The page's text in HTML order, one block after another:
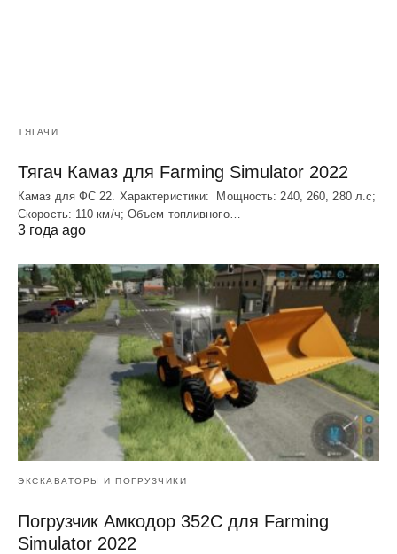
ТЯГАЧИ
Тягач Камаз для Farming Simulator 2022
Камаз для ФС 22. Характеристики: Мощность: 240, 260, 280 л.с;
Скорость: 110 км/ч; Объем топливного…
3 года ago
ЭКСКАВАТОРЫ И ПОГРУЗЧИКИ
Погрузчик Амкодор 352С для Farming
Simulator 2022